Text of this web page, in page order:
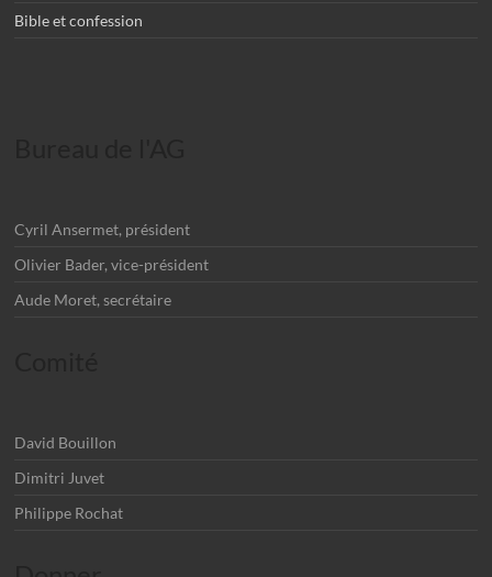
Bible et confession
Cyril Ansermet, président
Olivier Bader, vice-président
Aude Moret, secrétaire
David Bouillon
Dimitri Juvet
Philippe Rochat